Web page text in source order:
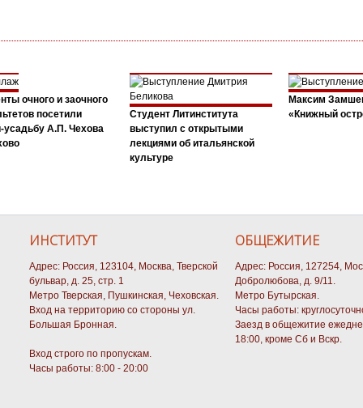
очного и заочного
посетили
усадьбу А.П. Чехова
Студент Литинститута
выступил с открытыми
лекциями об итальянской
культуре
Максим
«Книжный
ИНСТИТУТ
Адрес: Россия, 123104, Москва, Тверской
бульвар, д. 25, стр. 1
Метро Тверская, Пушкинская, Чеховская.
Вход на территорию со стороны ул.
Большая Бронная.
Вход строго по пропускам.
Часы работы: 8:00 - 20:00
ОБЩЕЖИТИЕ
Адрес: Россия, 127254,
Добролюбова, д. 9/11.
Метро Бутырская.
Часы работы:
Заезд в общежитие
18:00, кроме Сб и Вскр.